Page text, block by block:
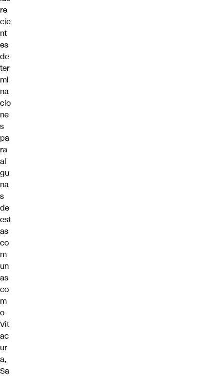
re
cie
nt
es
de
ter
mi
na
cio
ne
s
pa
ra
al
gu
na
s
de
est
as
co
m
un
as
co
m
o
Vit
ac
ur
a,
Sa